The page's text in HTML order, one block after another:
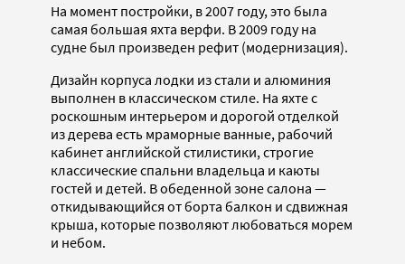
На момент постройки, в 2007 году, это была
самая большая яхта верфи. В 2009 году на
судне был произведен рефит (модернизация).
Дизайн корпуса лодки из стали и алюминия
выполнен в классическом стиле. На яхте с
роскошным интерьером и дорогой отделкой
из дерева есть мраморные ванные, рабочий
кабинет английской стилистики, строгие
классические спальни владельца и каюты
гостей и детей. В обеденной зоне салона —
откидывающийся от борта балкон и сдвижная
крыша, которые позволяют любоваться морем
и небом.